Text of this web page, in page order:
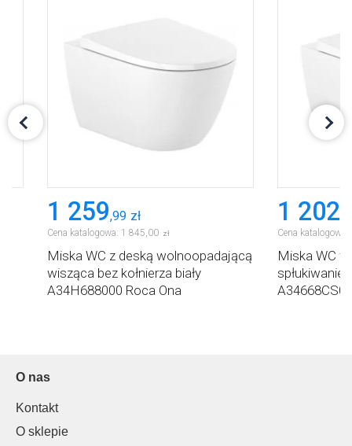
1 259,99 zł
Cena katalogowa: 1 845 00 zł
Miska WC z deską wolnoopadającą
wisząca bez kołnierza biały
A34H688000 Roca Ona
1 202
Cena katalogowa:
Miska WC
O nas
Kontakt
O sklepie